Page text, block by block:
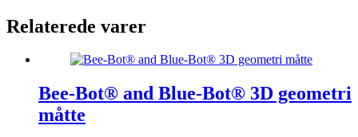
Relaterede varer
Bee-Bot® and Blue-Bot® 3D geometri
måtte